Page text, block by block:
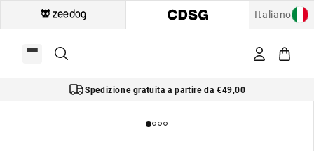
Spedizione gratuita a partire da €49,00
Italiano